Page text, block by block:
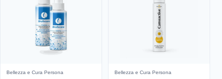
Bellezza e Cura Persona Bellezza e Cura Persona